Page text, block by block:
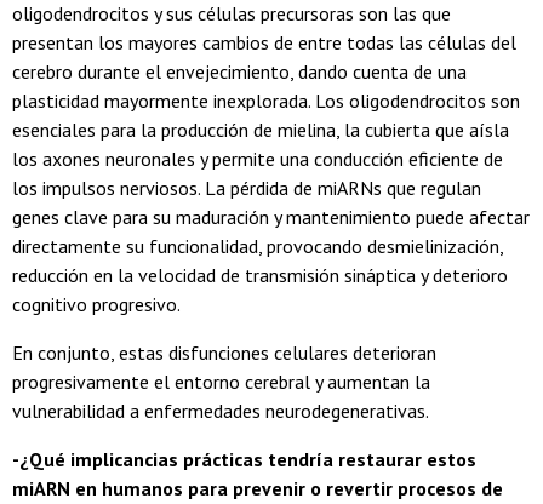
oligodendrocitos y sus células precursoras son las que
presentan los mayores cambios de entre todas las células del
cerebro durante el envejecimiento, dando cuenta de una
plasticidad mayormente inexplorada. Los oligodendrocitos son
esenciales para la producción de mielina, la cubierta que aísla
los axones neuronales y permite una conducción eficiente de
los impulsos nerviosos. La pérdida de miARNs que regulan
genes clave para su maduración y mantenimiento puede afectar
directamente su funcionalidad, provocando desmielinización,
reducción en la velocidad de transmisión sináptica y deterioro
cognitivo progresivo.
En conjunto, estas disfunciones celulares deterioran
progresivamente el entorno cerebral y aumentan la
vulnerabilidad a enfermedades neurodegenerativas.
-¿Qué implicancias prácticas tendría restaurar estos
miARN en humanos para prevenir o revertir procesos de